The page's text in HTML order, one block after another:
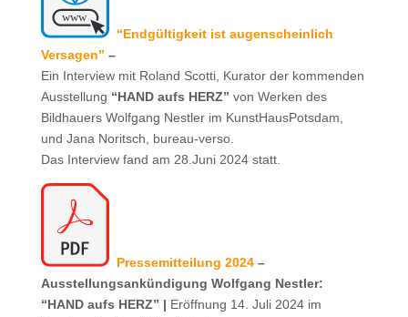
“Endgültigkeit ist augenscheinlich
Versagen” –
Ein Interview mit Roland Scotti, Kurator der kommenden
Ausstellung “HAND aufs HERZ” von Werken des
Bildhauers Wolfgang Nestler im KunstHausPotsdam,
und Jana Noritsch, bureau-verso.
Das Interview fand am 28.Juni 2024 statt.
Pressemitteilung 2024–
Ausstellungsankündigung Wolfgang Nestler:
“HAND aufs HERZ” | Eröffnung 14. Juli 2024 im